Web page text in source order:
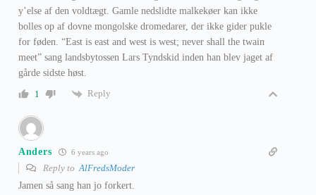
y’else af den voldtægt. Gamle nedslidte malkekøer kan ikke
bolles op af dovne mongolske dromedarer, der ikke gider pukle
for føden. “East is east and west is west; never shall the twain
meet” sang landsbytossen Lars Tyndskid inden han blev jaget af
gårde sidste høst.
1
Reply
Anders 6 years ago
Reply toAlFredsModer
Jamen så sang han jo forkert.